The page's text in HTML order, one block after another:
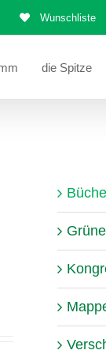
Wunschliste
die Spitze